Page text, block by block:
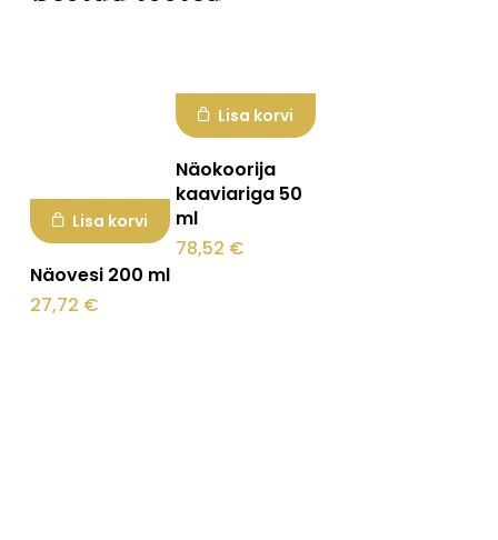
Lisa korvi
Näovesi 200 ml
27,72 €
Lisa korvi
Näokoorija
kaaviariga 50
ml
78,52 €